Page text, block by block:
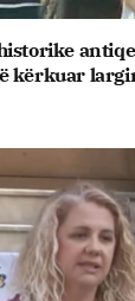
kërkuar